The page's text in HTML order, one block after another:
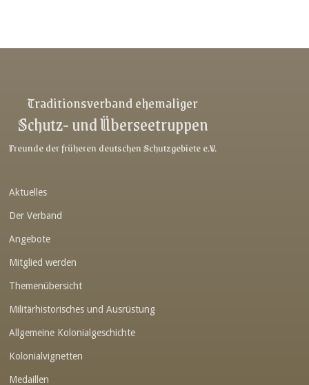
Link-v-z
Link-v-z
Link-v-z
Link-v-z
Link-v-z
Link-v-z
Link-v-z
Link-v-z
Traditionsverband ehemaliger
Schutz- und Überseetruppen
Freunde der früheren deutschen Schutzgebiete e.V.
Aktuelles
Der Verband
Angebote
Mitglied werden
Themenübersicht
Militärhistorisches und Ausrüstung
Allgemeine Kolonialgeschichte
Kolonialvignetten
Medaillen